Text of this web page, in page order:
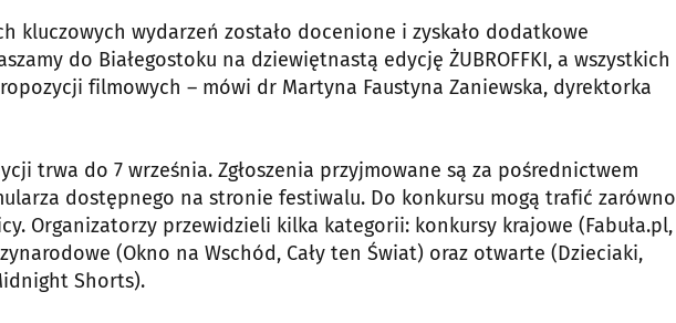
kluczowych wydarzeń zostało docenione i zyskało dodatkowe
do Białegostoku na dziewiętnastą edycję ŻUBROFFKI, a wszystkich
filmowych – mówi dr Martyna Faustyna Zaniewska, dyrektorka
trwa do 7 września. Zgłoszenia przyjmowane są za pośrednictwem
dostępnego na stronie festiwalu. Do konkursu mogą trafić zarówno
Organizatorzy przewidzieli kilka kategorii: konkursy krajowe (Fabuła.pl,
(Okno na Wschód, Cały ten Świat) oraz otwarte (Dzieciaki,
Shorts).